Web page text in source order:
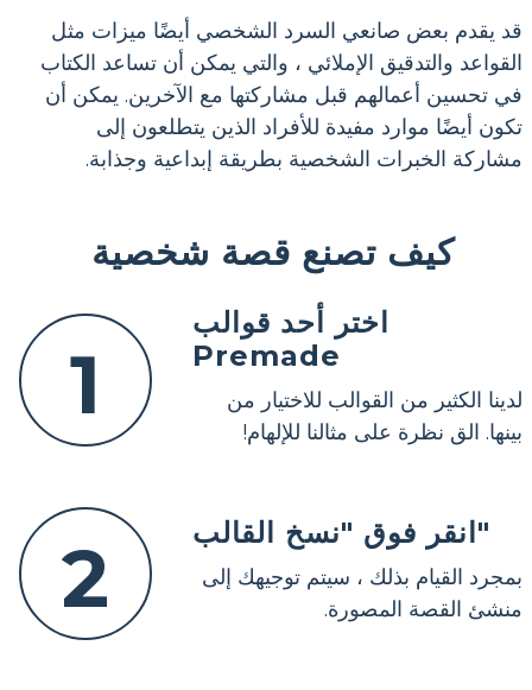
قد يقدم بعض صانعي السرد الشخصي أيضًا ميزات مثل
القواعد والتدقيق الإملائي ، والتي يمكن أن تساعد الكتاب
في تحسين أعمالهم قبل مشاركتها مع الآخرين. يمكن أن
تكون أيضًا موارد مفيدة للأفراد الذين يتطلعون إلى
مشاركة الخبرات الشخصية بطريقة إبداعية وجذابة.
كيف تصنع قصة شخصية
1
اختر أحد قوالب
Premade
لدينا الكثير من القوالب للاختيار من
بينها. الق نظرة على مثالنا للإلهام!
2 انقر فوق "نسخ القالب"
بمجرد القيام بذلك ، سيتم توجيهك إلى
منشئ القصة المصورة.